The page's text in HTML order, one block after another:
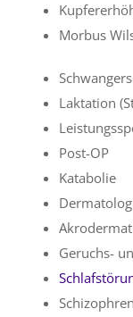
Morbus
Laktation
Post-OP
Katabolie
Geruchs-